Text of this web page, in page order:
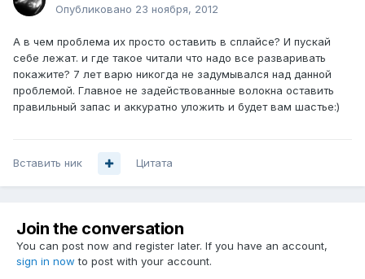
Опубликовано 23 ноября, 2012
А в чем проблема их просто оставить в сплайсе? И пускай
себе лежат. и где такое читали что надо все разваривать
покажите? 7 лет варю никогда не задумывался над данной
проблемой. Главное не задействованные волокна оставить
правильный запас и аккуратно уложить и будет вам шастье:)
Вставить ник Цитата
Join the conversation
You can post now and register later. If you have an account,
sign in now to post with your account.